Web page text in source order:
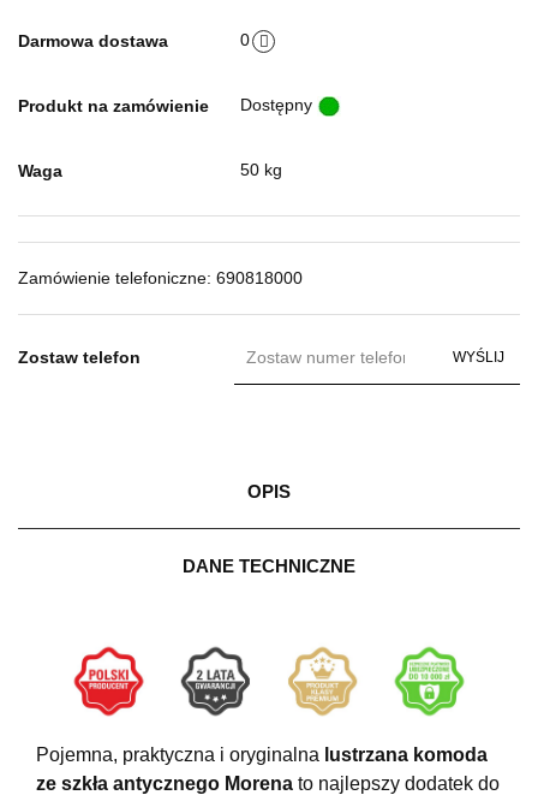
Darmowa dostawa 0
Produkt na zamówienie Dostępny
Waga 50 kg
Zamówienie telefoniczne: 690818000
Zostaw telefon WYŚLIJ
OPIS
DANE TECHNICZNE
Pojemna, praktyczna i oryginalna lustrzana komoda
ze szkła antycznego Morena to najlepszy dodatek do